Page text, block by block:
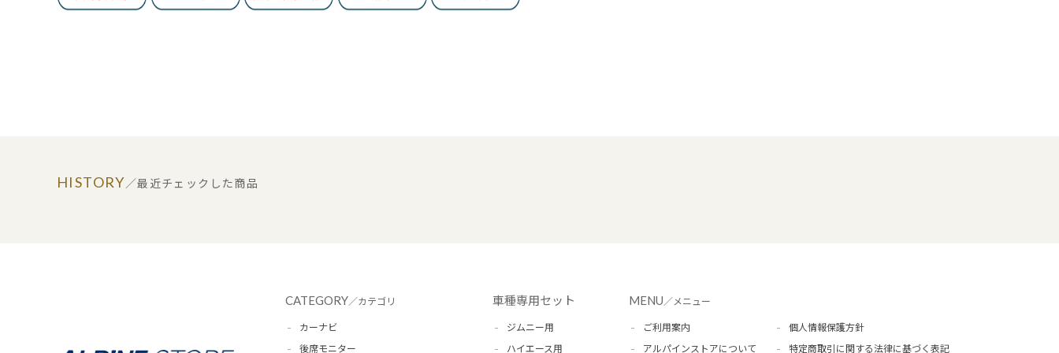
HISTORY／最近チェックした商品
CATEGORY／カテゴリ
カーナビ
後席モニター
車種専用セット
ジムニー用
ハイエース用
MENU／メニュー
ご利用案内
アルパインストアについて
個人情報保護方針
特定商取引に関する法律に基づく表記